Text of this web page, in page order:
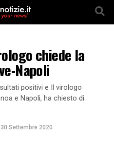
chiede la
Napoli
positivi e Il virologo
e Napoli, ha chiesto di
30 Settembre 2020